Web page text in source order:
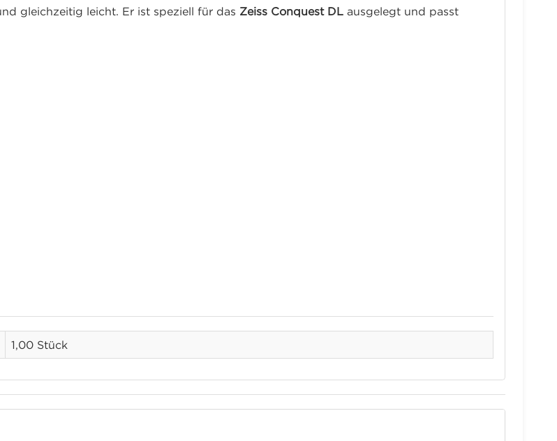
gleichzeitig leicht. Er ist speziell für das Zeiss Conquest DLausgelegt und passt
1,00 Stück